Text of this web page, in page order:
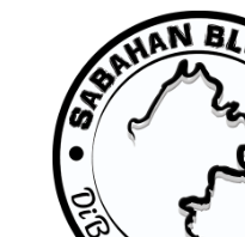
Google Super Mok
Tudung mu Tudung Ku
Google Page Rank
Tomato SOng
Burung Belatuk
" GIVEAWAY HUJUNG
DIANARASHID.COM"
Konvokesyen Wani
Fynn Jamal - Terbang